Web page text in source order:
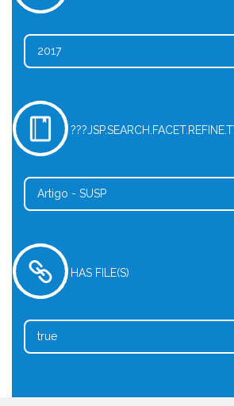
2017
Artigo - SUSP
HAS FILE(S)
true